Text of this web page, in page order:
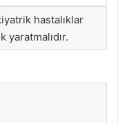
hastalıklar
yaratmalıdır.